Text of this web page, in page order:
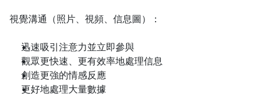
視覺溝通（照片、視頻、信息圖）：
迅速吸引注意力並立即參與
觀眾更快速、更有效率地處理信息
創造更強的情感反應
更好地處理大量數據